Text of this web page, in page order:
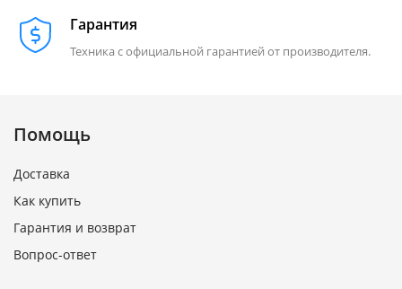
Гарантия
Техника с официальной гарантией от производителя.
Помощь
Доставка
Как купить
Гарантия и возврат
Вопрос-ответ